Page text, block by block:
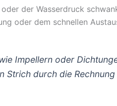
der Wasserdruck
oder dem schnellen
Impellern oder
Strich durch die Rechnung